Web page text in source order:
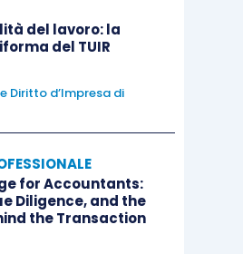
del lavoro: la
del TUIR
Diritto d’Impresa di
for Accountants:
Diligence, and the
the Transaction